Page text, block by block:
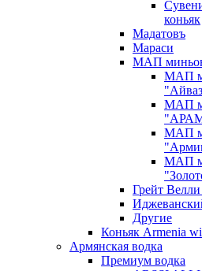
коньяк
Мадатовъ
Мараси
МАП
МАП
МАП
МАП
МАП
Грейт
Другие
Коньяк Armenia
Армянская водка
Премиум водка